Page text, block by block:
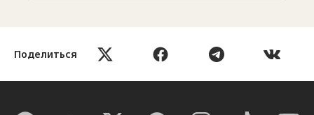
Поделиться